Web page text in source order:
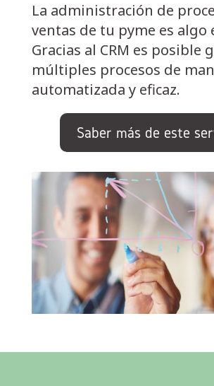
La administración de
ventas de tu pyme es algo
Gracias al CRM es posible
múltiples procesos de
automatizada y eficaz.
Saber más de este